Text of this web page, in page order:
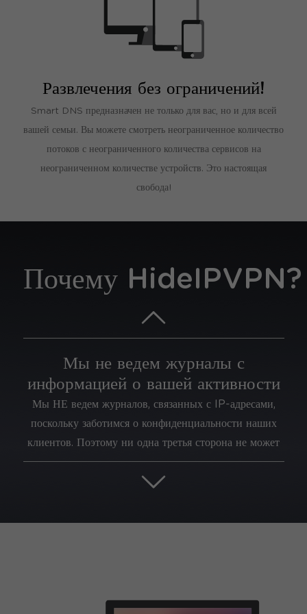
Развлечения без ограничений!
Smart DNS предназначен не только для вас, но и для всей
вашей семьи. Вы можете смотреть неограниченное количество
потоков с неограниченного количества сервисов на
неограниченном количестве устройств. Это настоящая
свобода!
Почему HideIPVPN?


радостью поможем Вам в любое время, потому что
мы любим своих клиентов.
Мы не ведем журналы с
информацией о вашей активности
Мы НЕ ведем журналов, связанных с IP-адресами,
поскольку заботимся о конфиденциальности наших
клиентов. Поэтому ни одна третья сторона не может
сопоставить IP-адрес пользователя с конкретными
действиями в Интернете.